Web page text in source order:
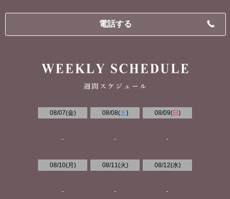
電話する
08/07(金)
-
08/08(土)
-
08/09(日 )
-
08/10(月 )
-
08/11(火)
-
08/12(水)
-